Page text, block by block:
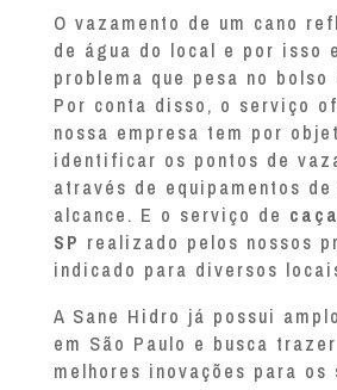
O vazamento de um cano
de água do local e por isso
problema que pesa no bolso
Por conta disso, o serviço
nossa empresa tem por
identificar os pontos de
através de equipamentos de
alcance. E o serviço de
SP realizado pelos nossos
indicado para diversos
A Sane Hidro já possui
em São Paulo e busca
melhores inovações para os